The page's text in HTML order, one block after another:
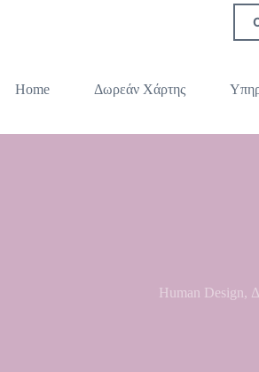
Home Δωρεάν Χάρτης
Human Design,